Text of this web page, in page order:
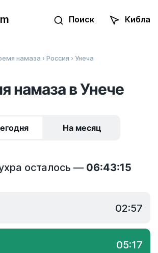
Поиск Кибла
намаза › Россия › Унеча
намаза в Унече
На месяц
осталось — 06:43:15
02:57
05:17